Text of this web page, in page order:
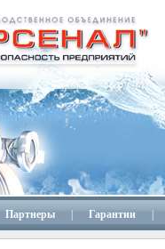
Партнеры Гарантии